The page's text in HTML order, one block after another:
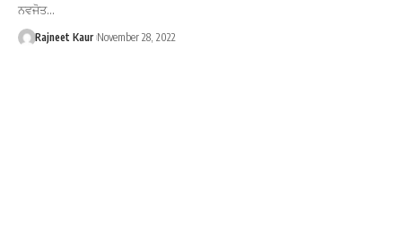
ਨਵਜੋਤ…
Rajneet Kaur November 28, 2022